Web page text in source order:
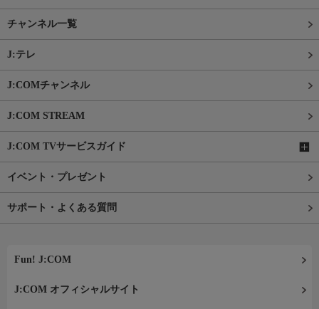
チャンネル一覧
J:テレ
J:COMチャンネル
J:COM STREAM
J:COM TVサービスガイド
イベント・プレゼント
サポート・よくある質問
Fun! J:COM
J:COM オフィシャルサイト